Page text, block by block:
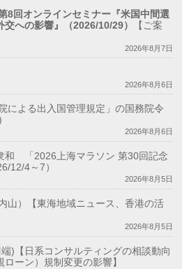
8回オンラインセミナー『米国中間選
への影響』（2026/10/29）
【ご案
2026年8月7日
2026年8月6日
による出入国管理規定」の国務院令
2026年8月6日
和 「2026上海マラソン 第30回記念
12/4～7）
2026年8月5日
山）【東海地域ニュース、香港の活
2026年8月5日
)【日系コンサルティングの相談動向
ーン）規制変更の影響】